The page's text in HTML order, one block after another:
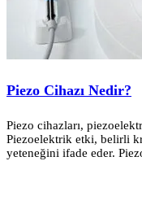
Piezo Cihazı Nedir?
Piezo cihazları,
Piezoelektrik etki, belirli
yeteneğini ifade eder.